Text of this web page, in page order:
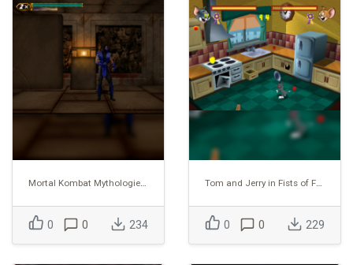
Mortal Kombat Mythologies - Sub-Zero
0 0 234
Tom and Jerry in Fists of Furry
0 0 229